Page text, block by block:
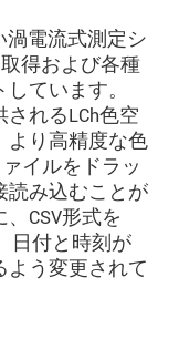
渦電流式測定シ
得および各種
ています。
されるLCh色空
より高精度な色
イルをドラッ
読み込むことが
CSV形式を
日付と時刻が
よう変更されて